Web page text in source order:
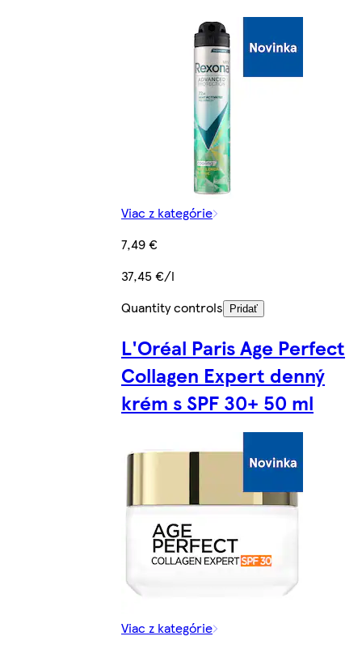
Viac z kategórie
7,49 €
37,45 €/l
Quantity controls
Pridať
L'Oréal Paris Age Perfect
Collagen Expert denný
krém s SPF 30+ 50 ml
Viac z kategórie